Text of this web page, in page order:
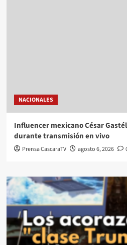
NACIONALES
Influencer mexicano César
durante transmisión en vivo
Prensa CascaraTV agosto 6, 2026